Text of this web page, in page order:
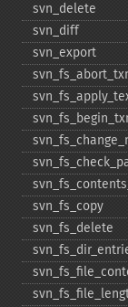
svn_​delete
svn_​diff
svn_​export
svn_​fs_​copy
svn_​fs_​delete